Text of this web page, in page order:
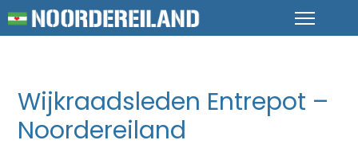
Wijkraadsleden Entrepot –
Noordereiland